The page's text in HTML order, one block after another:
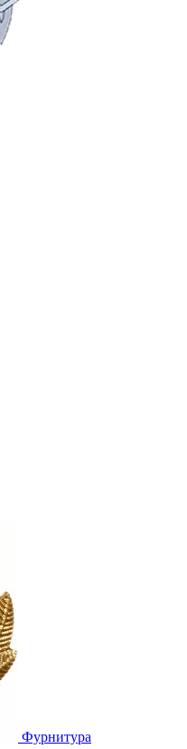
Фурнитура